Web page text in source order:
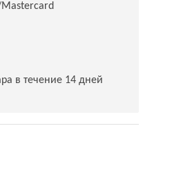
в течение 14 дней